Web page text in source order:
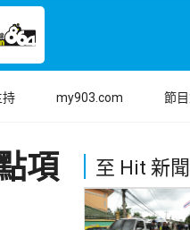
持 my903.com 節
項
至 Hit 新